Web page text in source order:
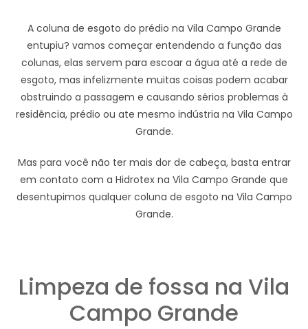
A coluna de esgoto do prédio na Vila Campo Grande
entupiu? vamos começar entendendo a função das
colunas, elas servem para escoar a água até a rede de
esgoto, mas infelizmente muitas coisas podem acabar
obstruindo a passagem e causando sérios problemas à
residência, prédio ou ate mesmo indústria na Vila Campo
Grande.
Mas para você não ter mais dor de cabeça, basta entrar
em contato com a Hidrotex na Vila Campo Grande que
desentupimos qualquer coluna de esgoto na Vila Campo
Grande.
Limpeza de fossa na Vila
Campo Grande